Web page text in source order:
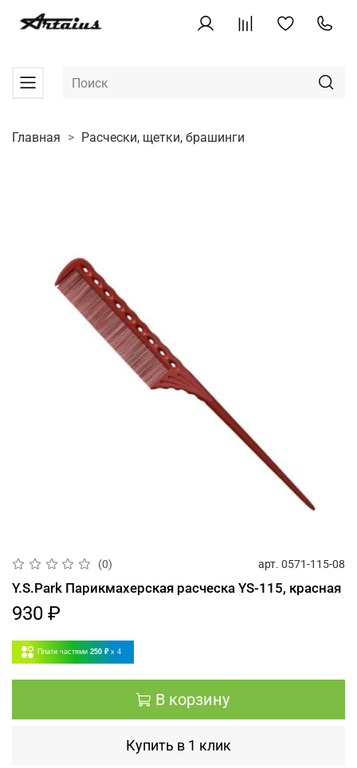
Главная Расчески, щетки, брашинги
(0) арт. 0571-115-08
Y.S.Park Парикмахерская расческа YS-115, красная
930 ₽
Плати частями 250 ₽ x 4
В корзину
Купить в 1 клик